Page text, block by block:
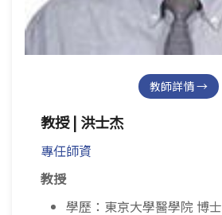
教師詳情 →
教授 | 洪士杰
專任師資
教授
學歷：東京大學醫學院 博士